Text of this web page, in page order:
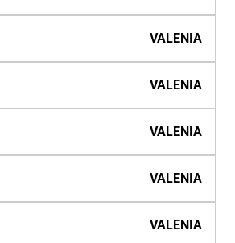
VALENIA
VALENIA
VALENIA
VALENIA
VALENIA